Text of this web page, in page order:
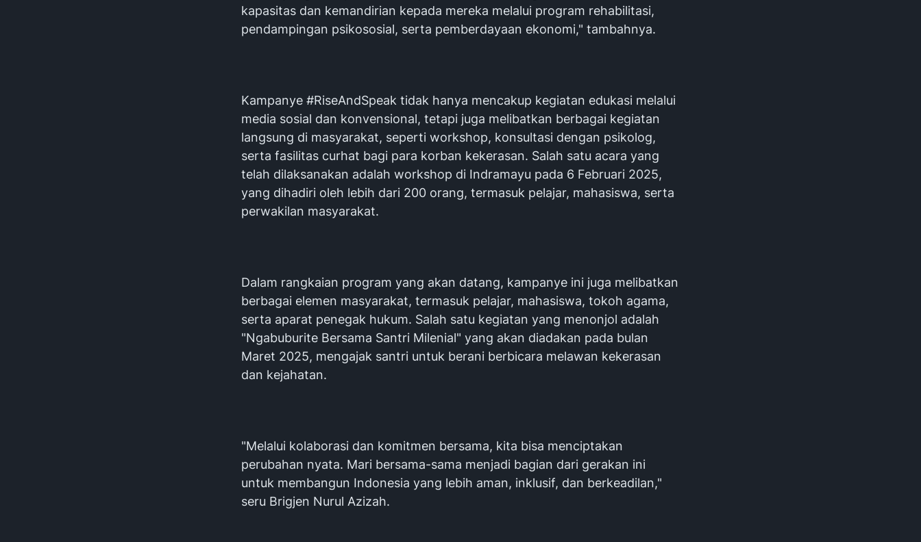
kapasitas dan kemandirian kepada mereka melalui program rehabilitasi,
pendampingan psikososial, serta pemberdayaan ekonomi," tambahnya.
Kampanye #RiseAndSpeak tidak hanya mencakup kegiatan edukasi melalui
media sosial dan konvensional, tetapi juga melibatkan berbagai kegiatan
langsung di masyarakat, seperti workshop, konsultasi dengan psikolog,
serta fasilitas curhat bagi para korban kekerasan. Salah satu acara yang
telah dilaksanakan adalah workshop di Indramayu pada 6 Februari 2025,
yang dihadiri oleh lebih dari 200 orang, termasuk pelajar, mahasiswa, serta
perwakilan masyarakat.
Dalam rangkaian program yang akan datang, kampanye ini juga melibatkan
berbagai elemen masyarakat, termasuk pelajar, mahasiswa, tokoh agama,
serta aparat penegak hukum. Salah satu kegiatan yang menonjol adalah
"Ngabuburite Bersama Santri Milenial" yang akan diadakan pada bulan
Maret 2025, mengajak santri untuk berani berbicara melawan kekerasan
dan kejahatan.
"Melalui kolaborasi dan komitmen bersama, kita bisa menciptakan
perubahan nyata. Mari bersama-sama menjadi bagian dari gerakan ini
untuk membangun Indonesia yang lebih aman, inklusif, dan berkeadilan,"
seru Brigjen Nurul Azizah.